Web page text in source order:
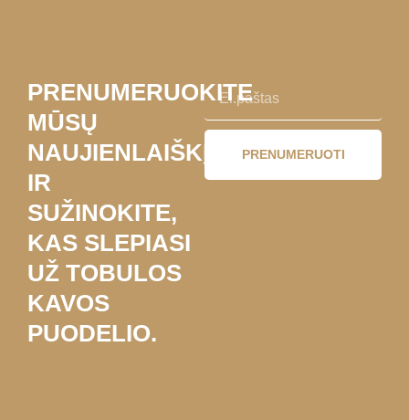
PRENUMERUOKITE
MŪSŲ
NAUJIENLAIŠKĮ
IR
SUŽINOKITE,
KAS SLEPIASI
UŽ TOBULOS
KAVOS
PUODELIO.
PRENUMERUOTI